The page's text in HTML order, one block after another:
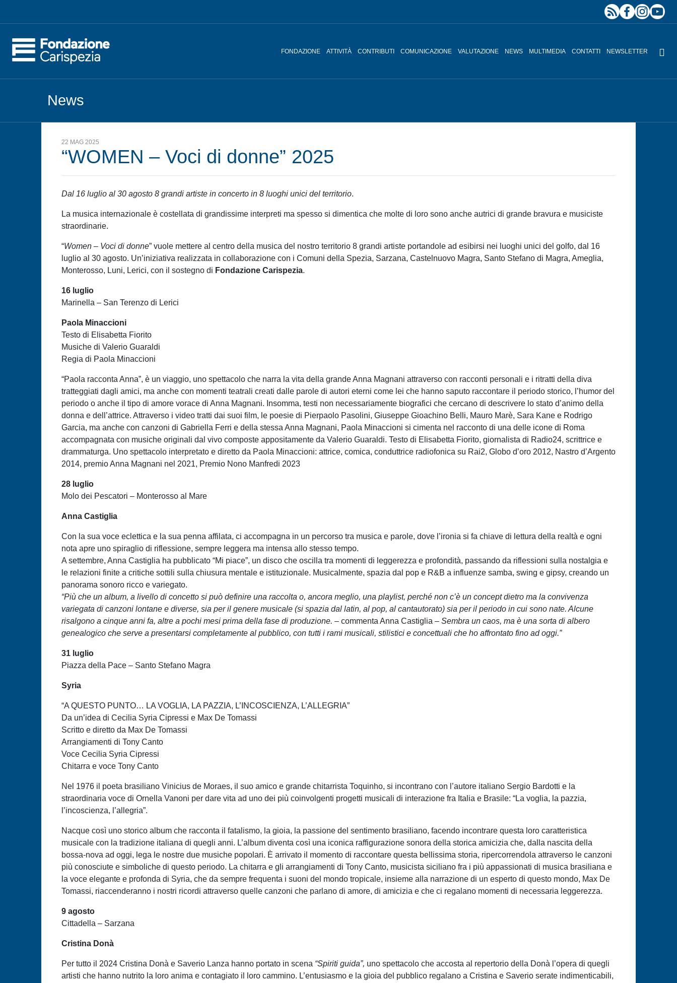
FONDAZIONE ATTIVITÀ CONTRIBUTI COMUNICAZIONE VALUTAZIONE NEWS MULTIMEDIA CONTATTI NEWSLETTER
News
22 MAG 2025
“WOMEN – Voci di donne” 2025
Dal 16 luglio al 30 agosto 8 grandi artiste in concerto in 8 luoghi unici del territorio.
La musica internazionale è costellata di grandissime interpreti ma spesso si dimentica che molte di loro sono anche autrici di grande bravura e musiciste
straordinarie.
“Women – Voci di donne” vuole mettere al centro della musica del nostro territorio 8 grandi artiste portandole ad esibirsi nei luoghi unici del golfo, dal 16
luglio al 30 agosto. Un’iniziativa realizzata in collaborazione con i Comuni della Spezia, Sarzana, Castelnuovo Magra, Santo Stefano di Magra, Ameglia,
Monterosso, Luni, Lerici, con il sostegno di Fondazione Carispezia.
16 luglio
Marinella – San Terenzo di Lerici
Paola Minaccioni
Testo di Elisabetta Fiorito
Musiche di Valerio Guaraldi
Regia di Paola Minaccioni
“Paola racconta Anna”, è un viaggio, uno spettacolo che narra la vita della grande Anna Magnani attraverso con racconti personali e i ritratti della diva
tratteggiati dagli amici, ma anche con momenti teatrali creati dalle parole di autori eterni come lei che hanno saputo raccontare il periodo storico, l’humor del
periodo o anche il tipo di amore vorace di Anna Magnani. Insomma, testi non necessariamente biografici che cercano di descrivere lo stato d’animo della
donna e dell’attrice. Attraverso i video tratti dai suoi film, le poesie di Pierpaolo Pasolini, Giuseppe Gioachino Belli, Mauro Marè, Sara Kane e Rodrigo
Garcia, ma anche con canzoni di Gabriella Ferri e della stessa Anna Magnani, Paola Minaccioni si cimenta nel racconto di una delle icone di Roma
accompagnata con musiche originali dal vivo composte appositamente da Valerio Guaraldi. Testo di Elisabetta Fiorito, giornalista di Radio24, scrittrice e
drammaturga. Uno spettacolo interpretato e diretto da Paola Minaccioni: attrice, comica, conduttrice radiofonica su Rai2, Globo d’oro 2012, Nastro d’Argento
2014, premio Anna Magnani nel 2021, Premio Nono Manfredi 2023
28 luglio
Molo dei Pescatori – Monterosso al Mare
Anna Castiglia
Con la sua voce eclettica e la sua penna affilata, ci accompagna in un percorso tra musica e parole, dove l’ironia si fa chiave di lettura della realtà e ogni
nota apre uno spiraglio di riflessione, sempre leggera ma intensa allo stesso tempo.
A settembre, Anna Castiglia ha pubblicato “Mi piace”, un disco che oscilla tra momenti di leggerezza e profondità, passando da riflessioni sulla nostalgia e
le relazioni finite a critiche sottili sulla chiusura mentale e istituzionale. Musicalmente, spazia dal pop e R&B a influenze samba, swing e gipsy, creando un
panorama sonoro ricco e variegato.
“Più che un album, a livello di concetto si può definire una raccolta o, ancora meglio, una playlist, perché non c’è un concept dietro ma la convivenza
variegata di canzoni lontane e diverse, sia per il genere musicale (si spazia dal latin, al pop, al cantautorato) sia per il periodo in cui sono nate. Alcune
risalgono a cinque anni fa, altre a pochi mesi prima della fase di produzione. – commenta Anna Castiglia – Sembra un caos, ma è una sorta di albero
genealogico che serve a presentarsi completamente al pubblico, con tutti i rami musicali, stilistici e concettuali che ho affrontato fino ad oggi.”
31 luglio
Piazza della Pace – Santo Stefano Magra
Syria
“A QUESTO PUNTO… LA VOGLIA, LA PAZZIA, L’INCOSCIENZA, L’ALLEGRIA”
Da un’idea di Cecilia Syria Cipressi e Max De Tomassi
Scritto e diretto da Max De Tomassi
Arrangiamenti di Tony Canto
Voce Cecilia Syria Cipressi
Chitarra e voce Tony Canto
Nel 1976 il poeta brasiliano Vinicius de Moraes, il suo amico e grande chitarrista Toquinho, si incontrano con l’autore italiano Sergio Bardotti e la
straordinaria voce di Ornella Vanoni per dare vita ad uno dei più coinvolgenti progetti musicali di interazione fra Italia e Brasile: “La voglia, la pazzia,
l’incoscienza, l’allegria”.
Nacque così uno storico album che racconta il fatalismo, la gioia, la passione del sentimento brasiliano, facendo incontrare questa loro caratteristica
musicale con la tradizione italiana di quegli anni. L’album diventa così una iconica raffigurazione sonora della storica amicizia che, dalla nascita della
bossa-nova ad oggi, lega le nostre due musiche popolari. È arrivato il momento di raccontare questa bellissima storia, ripercorrendola attraverso le canzoni
più conosciute e simboliche di questo periodo. La chitarra e gli arrangiamenti di Tony Canto, musicista siciliano fra i più appassionati di musica brasiliana e
la voce elegante e profonda di Syria, che da sempre frequenta i suoni del mondo tropicale, insieme alla narrazione di un esperto di questo mondo, Max De
Tomassi, riaccenderanno i nostri ricordi attraverso quelle canzoni che parlano di amore, di amicizia e che ci regalano momenti di necessaria leggerezza.
9 agosto
Cittadella – Sarzana
Cristina Donà
Per tutto il 2024 Cristina Donà e Saverio Lanza hanno portato in scena “Spiriti guida”, uno spettacolo che accosta al repertorio della Donà l’opera di quegli
artisti che hanno nutrito la loro anima e contagiato il loro cammino. L’entusiasmo e la gioia del pubblico regalano a Cristina e Saverio serate indimenticabili,